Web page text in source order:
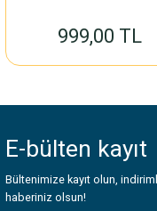
999,00 TL
E-bülten kayıt
Bültenimize kayıt olun,
haberiniz olsun!